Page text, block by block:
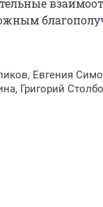
Евгения
Григорий